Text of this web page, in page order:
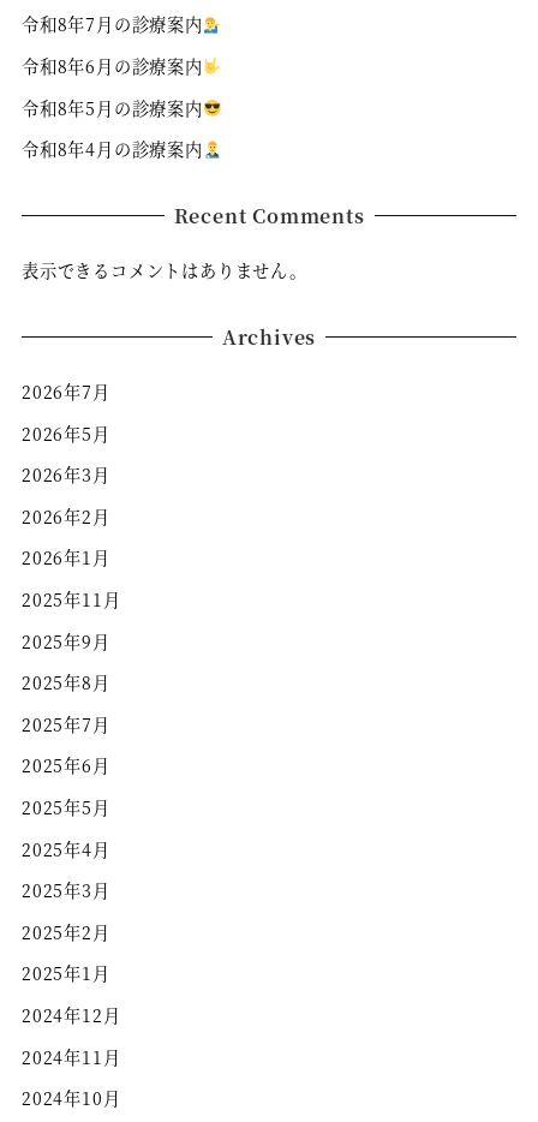
令和8年7月の診療案内
令和8年6月の診療案内
令和8年5月の診療案内
令和8年4月の診療案内
Recent Comments
表示できるコメントはありません。
Archives
2026年7月
2026年5月
2026年3月
2026年2月
2026年1月
2025年11月
2025年9月
2025年8月
2025年7月
2025年6月
2025年5月
2025年4月
2025年3月
2025年2月
2025年1月
2024年12月
2024年11月
2024年10月